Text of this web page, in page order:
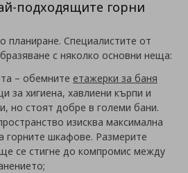
подходящите горни
планиране. Специалистите от
с няколко основни неща:
– обемните етажерки за баня
за хигиена, хавлиени кърпи и
но стоят добре в големи бани.
изисква максимална
горните шкафове. Размерите
се стигне до компромис между